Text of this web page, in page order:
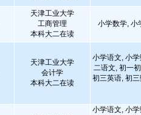
天津工业大学
工商管理
本科大二在读
小学数学, 小
天津工业大学
会计学
本科大二在读
小学语文, 小
二语文, 初一
初三英语, 初
小学语文, 小